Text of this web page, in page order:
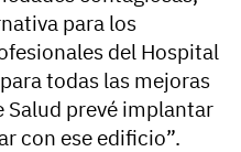
para los
del Hospital
todas las mejoras
Salud prevé implantar
con ese edificio”.